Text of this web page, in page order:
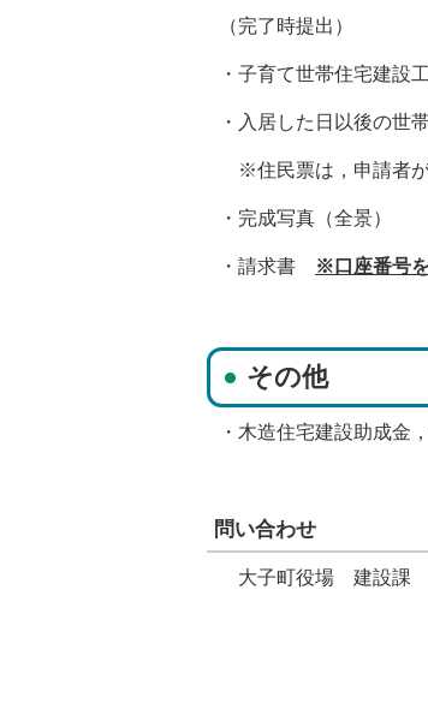
（完了時提出）
・子育て世帯住宅建設
・入居した日以後の世
※住民票は，申請者が
・完成写真（全景）
・請求書 ※口座番号
その他
・木造住宅建設助成金
問い合わせ
大子町役場 建設課